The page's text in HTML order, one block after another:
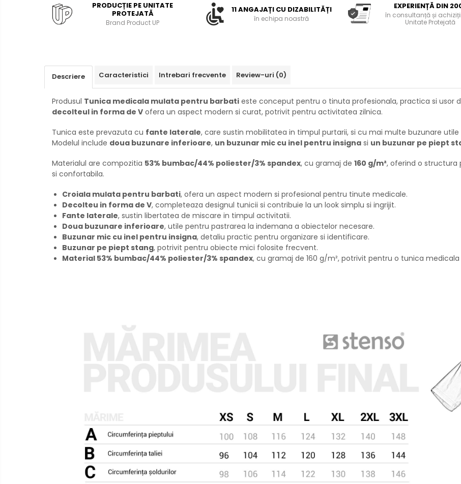
Seturi de scris Premium
Instrumente de scris eco
Textmarkere
Carioci si creioane colorate
Tavite documente si suporturi
Foarfece pentru birou
Produse Antibacteriene
Articole pentru baie
Articole pentru bucatarie
Maturi, mopuri si galeti
Hartie igienica, prosoape hartie
Stampile, tusiere si tus
Protectia muncii si Imbracaminte
PRODUCȚIE PE UNITATE
PROTEJATĂ
Brand Product UP
11 ANGAJAȚI CU DIZABILITĂȚI
în echipa noastră
EXPERIENȚĂ DIN
în consultanță și
Unitate Protejată
Descriere Caracteristici Intrebari frecvente Review-uri (0)
Produsul Tunica medicala mulata pentru barbati este conceput pentru o tinuta profesionala, practica si usor
decolteul in forma de V ofera un aspect modern si curat, potrivit pentru activitatea zilnica.
Tunica este prevazuta cu fante laterale, care sustin mobilitatea in timpul purtarii, si cu mai multe buzunare
Modelul include doua buzunare inferioare, un buzunar mic cu inel pentru insigna si un buzunar pe piept
Materialul are compozitia 53% bumbac/44% poliester/3% spandex, cu gramaj de 160 g/m², oferind o
si confortabila.
Croiala mulata pentru barbati, ofera un aspect modern si profesional pentru tinute medicale.
Decolteu in forma de V, completeaza designul tunicii si contribuie la un look simplu si ingrijit.
Fante laterale, sustin libertatea de miscare in timpul activitatii.
Doua buzunare inferioare, utile pentru pastrarea la indemana a obiectelor necesare.
Buzunar mic cu inel pentru insigna, detaliu practic pentru organizare si identificare.
Buzunar pe piept stang, potrivit pentru obiecte mici folosite frecvent.
Material 53% bumbac/44% poliester/3% spandex, cu gramaj de 160 g/m², potrivit pentru o tunica